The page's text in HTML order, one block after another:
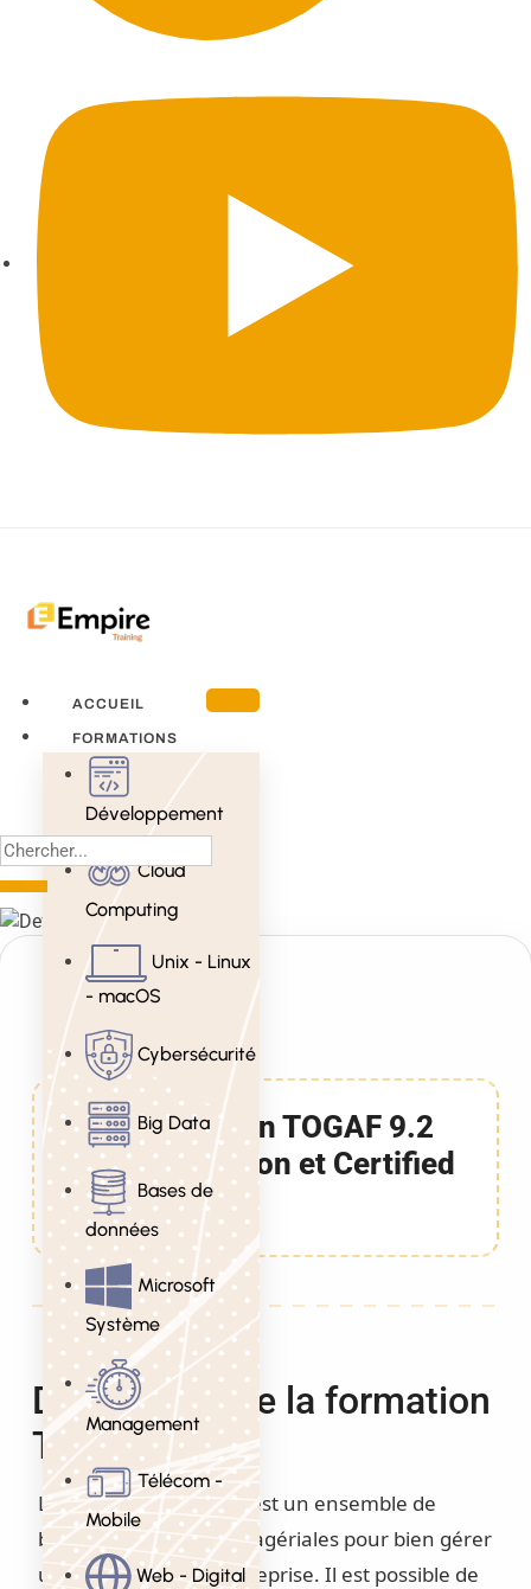
ACCUEIL
FORMATIONS
Développement
Cloud
Computing
Unix - Linux
- macOS
Cybersécurité
Big Data
Bases de
données
Microsoft
Système
Management
Télécom -
Mobile
Web - Digital
Formation TOGAF 9.2
Foundation et Certified
5 Jours
Description de la formation
TOGAF 9.x
La technologie TOGAF est un ensemble de
bonnes pratiques managériales pour bien gérer
une architecture d’entreprise. Il est possible de